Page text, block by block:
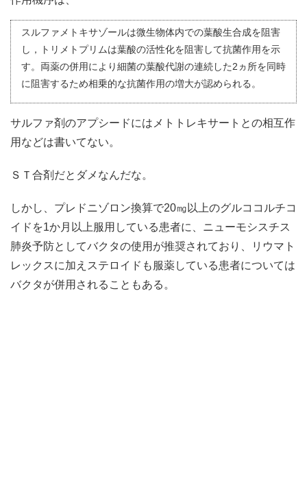
スルファメトキサゾールは微生物体内での葉酸生合成を阻害
し，トリメトプリムは葉酸の活性化を阻害して抗菌作用を示
す。両薬の併用により細菌の葉酸代謝の連続した2ヵ所を同時
に阻害するため相乗的な抗菌作用の増大が認められる。
サルファ剤のアプシードにはメトトレキサートとの相互作
用などは書いてない。
ＳＴ合剤だとダメなんだな。
しかし、プレドニゾロン換算で20㎎以上のグルココルチコ
イドを1か月以上服用している患者に、ニューモシスチス
肺炎予防としてバクタの使用が推奨されており、リウマト
レックスに加えステロイドも服薬している患者については
バクタが併用されることもある。